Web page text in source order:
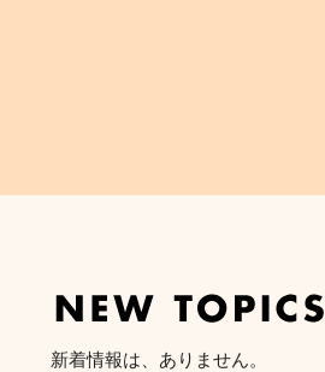
新着情報は、ありません。